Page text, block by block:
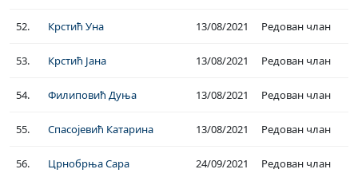
52. Крстић Уна 13/08/2021 Редован члан
53. Крстић Јана 13/08/2021 Редован члан
54. Филиповић Дуња 13/08/2021 Редован члан
55. Спасојевић Катарина 13/08/2021 Редован члан
56. Црнобрња Сара 24/09/2021 Редован члан